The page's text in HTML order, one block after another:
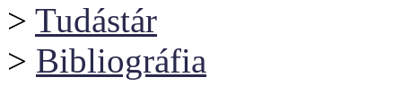
> Tudástár
> Bibliográfia